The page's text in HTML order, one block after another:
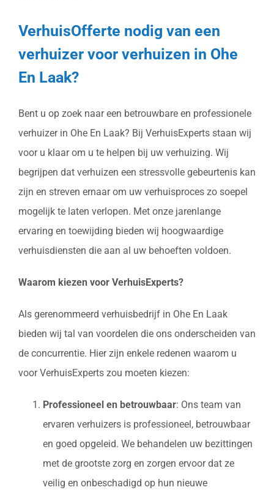
VerhuisOfferte nodig van een
verhuizer voor verhuizen in Ohe
En Laak?
Bent u op zoek naar een betrouwbare en professionele
verhuizer in Ohe En Laak? Bij VerhuisExperts staan wij
voor u klaar om u te helpen bij uw verhuizing. Wij
begrijpen dat verhuizen een stressvolle gebeurtenis kan
zijn en streven ernaar om uw verhuisproces zo soepel
mogelijk te laten verlopen. Met onze jarenlange
ervaring en toewijding bieden wij hoogwaardige
verhuisdiensten die aan al uw behoeften voldoen.
Waarom kiezen voor VerhuisExperts?
Als gerenommeerd verhuisbedrijf in Ohe En Laak
bieden wij tal van voordelen die ons onderscheiden van
de concurrentie. Hier zijn enkele redenen waarom u
voor VerhuisExperts zou moeten kiezen:
Professioneel en betrouwbaar: Ons team van
ervaren verhuizers is professioneel, betrouwbaar
en goed opgeleid. We behandelen uw bezittingen
met de grootste zorg en zorgen ervoor dat ze
veilig en onbeschadigd op hun nieuwe